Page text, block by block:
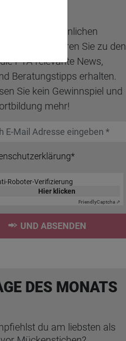
Sie Ihren persönlichen
Mix und gehören Sie zu den
PTA-relevante News,
Beratungstipps erhalten.
Sie kein Gewinnspiel und
mehr!
Roboter-Verifizierung
Hier klicken
FriendlyCaptcha ⇗
UND ABSENDEN
DES MONATS
du am liebsten als